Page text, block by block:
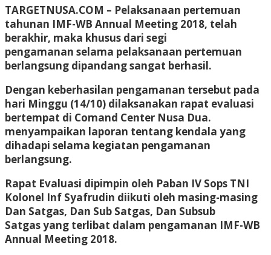
TARGETNUSA.COM – Pelaksanaan pertemuan
tahunan IMF-WB Annual Meeting 2018, telah
berakhir, maka khusus dari segi
pengamanan selama pelaksanaan pertemuan
berlangsung dipandang sangat berhasil.
Dengan keberhasilan pengamanan tersebut pada
hari Minggu (14/10) dilaksanakan rapat evaluasi
bertempat di Comand Center Nusa Dua.
menyampaikan laporan tentang kendala yang
dihadapi selama kegiatan pengamanan
berlangsung.
Rapat Evaluasi dipimpin oleh Paban IV Sops TNI
Kolonel Inf Syafrudin diikuti oleh masing-masing
Dan Satgas, Dan Sub Satgas, Dan Subsub
Satgas yang terlibat dalam pengamanan IMF-WB
Annual Meeting 2018.